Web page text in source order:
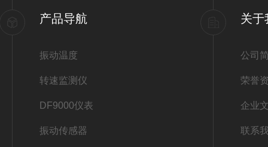
产品导航
振动温度
转速监测仪
DF9000仪表
振动传感器
关于
公司
荣誉
企业
联系